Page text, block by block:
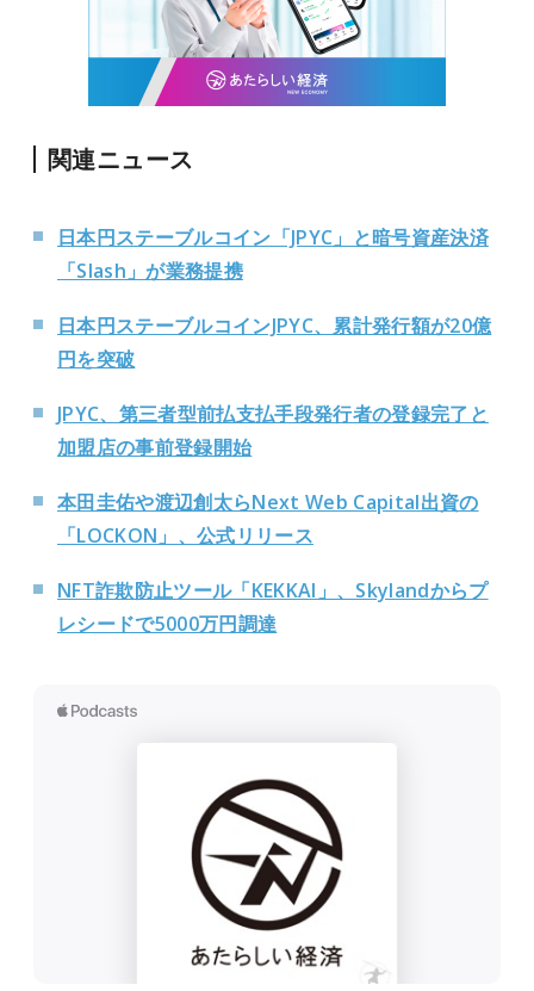
関連ニュース
日本円ステーブルコイン「JPYC」と暗号資産決済
「Slash」が業務提携
日本円ステーブルコインJPYC、累計発行額が20億
円を突破
JPYC、第三者型前払支払手段発行者の登録完了と
加盟店の事前登録開始
本田圭佑や渡辺創太らNext Web Capital出資の
「LOCKON」、公式リリース
NFT詐欺防止ツール「KEKKAI」、Skylandからプ
レシードで5000万円調達